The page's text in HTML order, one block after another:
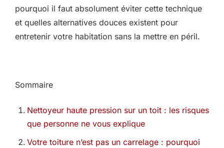
pourquoi il faut absolument éviter cette technique
et quelles alternatives douces existent pour
entretenir votre habitation sans la mettre en péril.
Sommaire
Nettoyeur haute pression sur un toit : les risques
que personne ne vous explique
Votre toiture n’est pas un carrelage : pourquoi